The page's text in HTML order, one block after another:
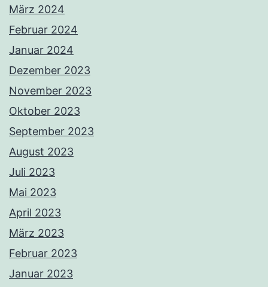
März 2024
Februar 2024
Januar 2024
Dezember 2023
November 2023
Oktober 2023
September 2023
August 2023
Juli 2023
Mai 2023
April 2023
März 2023
Februar 2023
Januar 2023